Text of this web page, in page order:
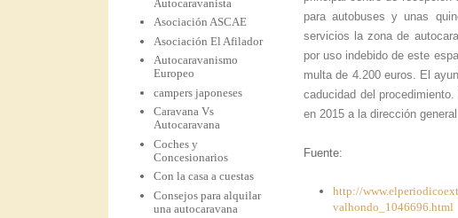
para autobuses y unas
servicios la zona de
por uso indebido de este
multa de 4.200 euros. El
caducidad del
en 2015 a la dirección
Fuente:
http://
valhondo_1046696.html
Autocaravanista
Asociación ASCAE
Asociación El Afilador
Autocaravanismo
Europeo
campers japoneses
Caravana Vs
Autocaravana
Coches y
Concesionarios
Con la casa a cuestas
Consejos para alquilar
una autocaravana